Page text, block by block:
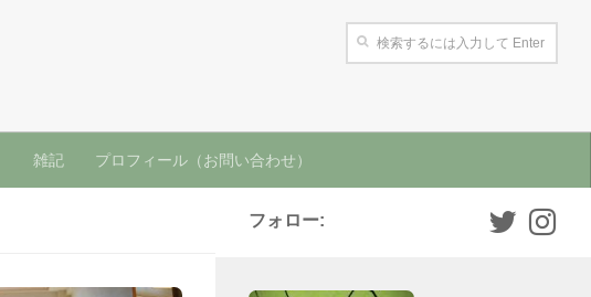
雑記 プロフィール（お問い合わせ）
フォロー: